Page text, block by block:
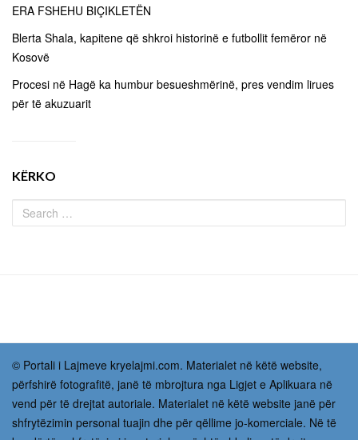
ERA FSHEHU BIÇIKLETËN
Blerta Shala, kapitene që shkroi historinë e futbollit femëror në
Kosovë
Procesi në Hagë ka humbur besueshmërinë, pres vendim lirues
për të akuzuarit
KËRKO
© Portali i Lajmeve kryelajmi.com. Materialet në këtë website,
përfshirë fotografitë, janë të mbrojtura nga Ligjet e Aplikuara në
vend për të drejtat autoriale. Materialet në këtë website janë për
shfrytëzimin personal tuajin dhe për qëllime jo-komerciale. Në të